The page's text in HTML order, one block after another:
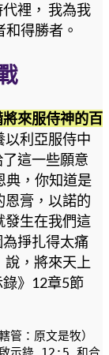
裡， 我為我
得勝者。
來服侍神的百
以利亞服侍中
這一些願意
典，你知道是
恩膏，以諾的
發生在我們這
掙扎得太痛
說，將來天上
》12章5節
管：原文是牧）